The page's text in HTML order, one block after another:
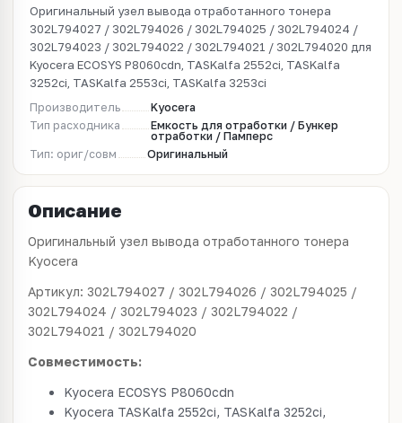
Оригинальный узел вывода отработанного тонера
302L794027 / 302L794026 / 302L794025 / 302L794024 /
302L794023 / 302L794022 / 302L794021 / 302L794020 для
Kyocera ECOSYS P8060cdn, TASKalfa 2552ci, TASKalfa
3252ci, TASKalfa 2553ci, TASKalfa 3253ci
Производитель
Kyocera
Тип расходника
Емкость для отработки / Бункер
отработки / Памперс
Тип: ориг/совм
Оригинальный
Описание
Оригинальный узел вывода отработанного тонера
Kyocera
Артикул: 302L794027 / 302L794026 / 302L794025 /
302L794024 / 302L794023 / 302L794022 /
302L794021 / 302L794020
Совместимость:
Kyocera ECOSYS P8060cdn
Kyocera TASKalfa 2552ci, TASKalfa 3252ci,